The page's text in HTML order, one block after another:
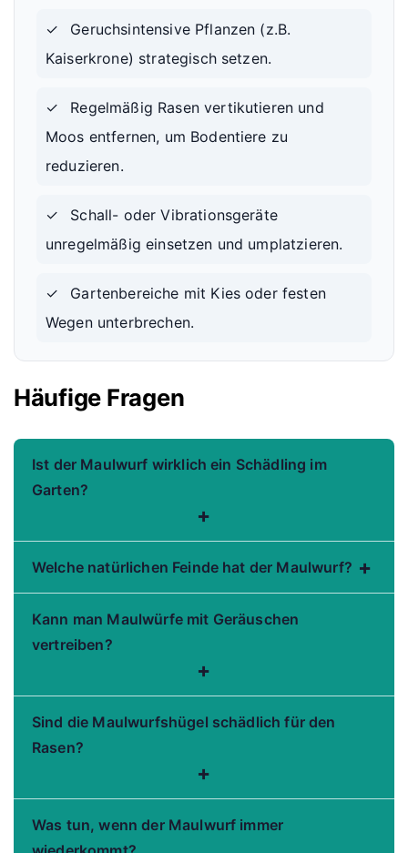
✓
Geruchsintensive Pflanzen (z.B.
Kaiserkrone) strategisch setzen.
✓
Regelmäßig Rasen vertikutieren und
Moos entfernen, um Bodentiere zu
reduzieren.
✓
Schall- oder Vibrationsgeräte
unregelmäßig einsetzen und umplatzieren.
✓
Gartenbereiche mit Kies oder festen
Wegen unterbrechen.
Häufige Fragen
Ist der Maulwurf wirklich ein Schädling im
Garten?
+
Welche natürlichen Feinde hat der Maulwurf? +
Kann man Maulwürfe mit Geräuschen
vertreiben?
+
Sind die Maulwurfshügel schädlich für den
Rasen?
+
Was tun, wenn der Maulwurf immer